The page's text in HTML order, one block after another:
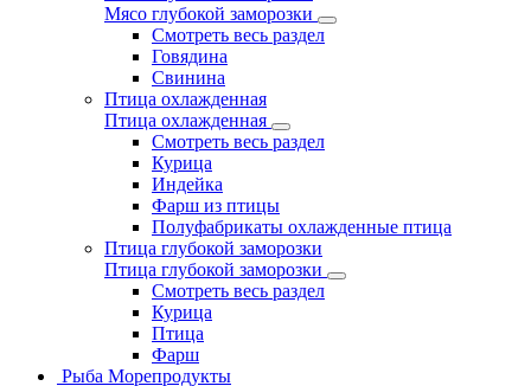
Мясо глубокой заморозки
Смотреть весь раздел
Говядина
Свинина
Птица охлажденная
Птица охлажденная
Смотреть весь раздел
Курица
Индейка
Фарш из птицы
Полуфабрикаты охлажденные птица
Птица глубокой заморозки
Птица глубокой заморозки
Смотреть весь раздел
Курица
Птица
Фарш
Рыба Морепродукты